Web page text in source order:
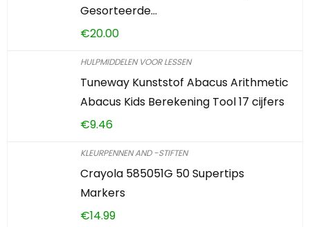
Gesorteerde…
€20.00
HULPMIDDELEN VOOR LESSEN
Tuneway Kunststof Abacus Arithmetic
Abacus Kids Berekening Tool 17 cijfers
€9.46
KLEURPENNEN AND -STIFTEN
Crayola 585051G 50 Supertips
Markers
€14.99